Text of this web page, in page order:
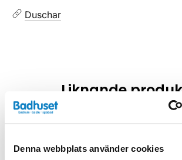
Denna webbplats använder cookies
Duschar
Liknande